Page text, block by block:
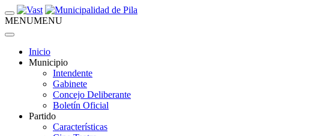
MENUMENU
Inicio
Municipio
Intendente
Gabinete
Concejo Deliberante
Boletín Oficial
Partido
Características